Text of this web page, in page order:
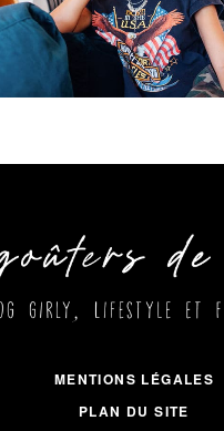
MENTIONS LÉGALES
PLAN DU SITE